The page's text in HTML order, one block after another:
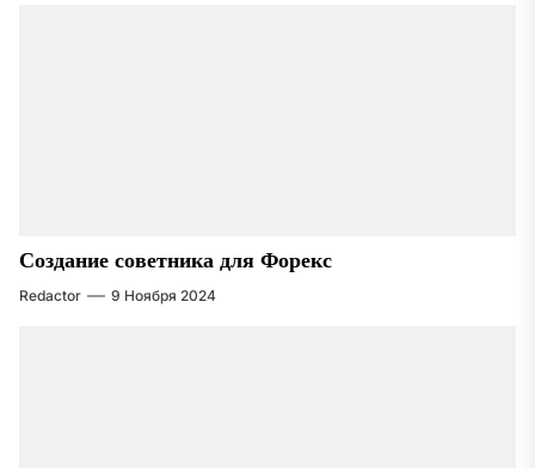
Создание советника для Форекс
Redactor 9 Ноября 2024